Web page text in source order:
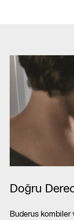
Doğru
Buderus kombiler